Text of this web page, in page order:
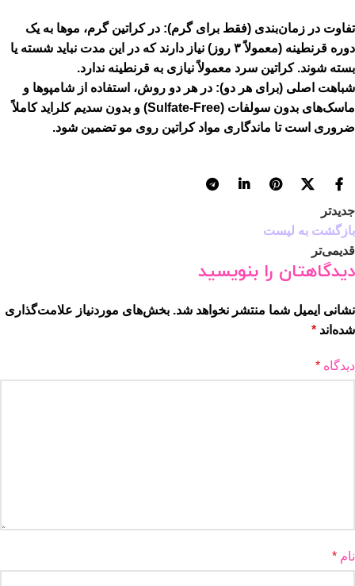
تفاوت در زمان‌بندی (فقط برای گرم): در کراتین گرم، موها به یک
دوره قرنطینه
(معمولاً ۳ روز) نیاز دارند که در این مدت نباید شسته یا
بسته شوند. کراتین سرد معمولاً نیازی به قرنطینه ندارد.
شباهت اصلی (برای هر دو): در هر دو روش، استفاده از شامپوها و
ماسک‌های بدون سولفات (Sulfate-Free)
و بدون سدیم کلراید کاملاً
ضروری است تا ماندگاری مواد کراتین روی مو تضمین شود.
جدیدتر
بازگشت به لیست
قدیمی‌تر
دیدگاهتان را بنویسید
نشانی ایمیل شما منتشر نخواهد شد. بخش‌های موردنیاز علامت‌گذاری
شده‌اند *
دیدگاه *
نام *